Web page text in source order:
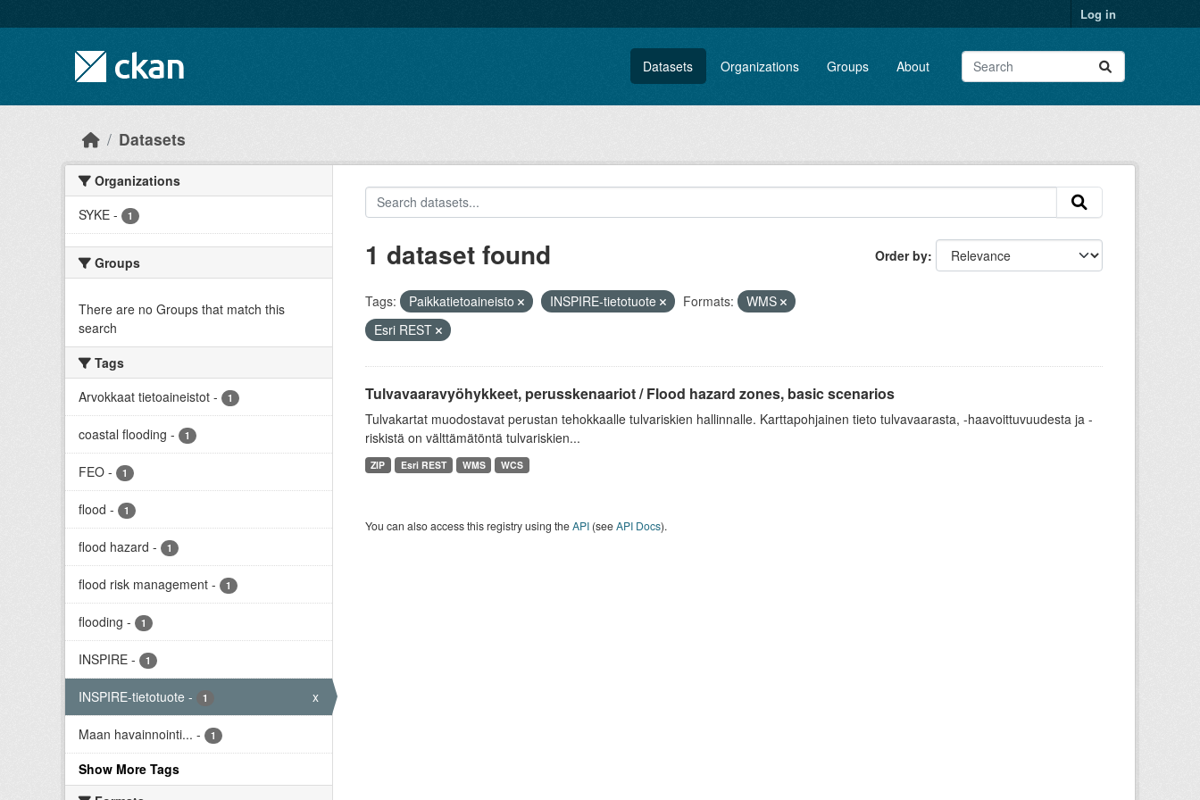
Log in
Datasets Organizations Groups About
Datasets
Organizations
SYKE - 1
Groups
There are no Groups that match this
search
Tags
Arvokkaat tietoaineistot - 1
coastal flooding - 1
FEO - 1
flood - 1
flood hazard - 1
flood risk management - 1
flooding - 1
INSPIRE - 1
INSPIRE-tietotuote - 1 x
Maan havainnointi... - 1
Show More Tags
Order by
1 dataset found
Tags: Paikkatietoaineisto INSPIRE-tietotuote Formats:
WMS
Esri REST
Tulvavaaravyöhykkeet, perusskenaariot / Flood hazard zones, basic scenarios
Tulvakartat muodostavat perustan tehokkaalle tulvariskien hallinnalle. Karttapohjainen tieto tulvavaarasta, -haavoittuvuudesta ja -
riskistä on välttämätöntä tulvariskien...
ZIP Esri REST WMS WCS
You can also access this registry using theAPI(seeAPI Docs).